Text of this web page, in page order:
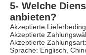
5- Welche
anbieten?
Akzeptierte
Akzeptierte
Akzeptierte
Sprache: Englisch,